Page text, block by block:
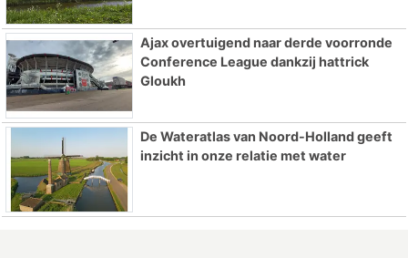
Ajax overtuigend naar derde voorronde
Conference League dankzij hattrick
Gloukh
De Wateratlas van Noord-Holland geeft
inzicht in onze relatie met water